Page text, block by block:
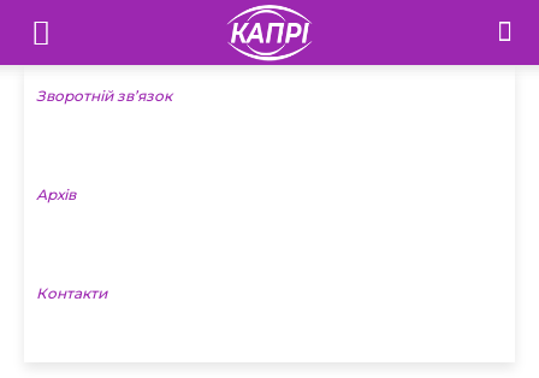
Телебачення
«Капрі»
Новини
Зворотній зв’язок
Архів
Контакти